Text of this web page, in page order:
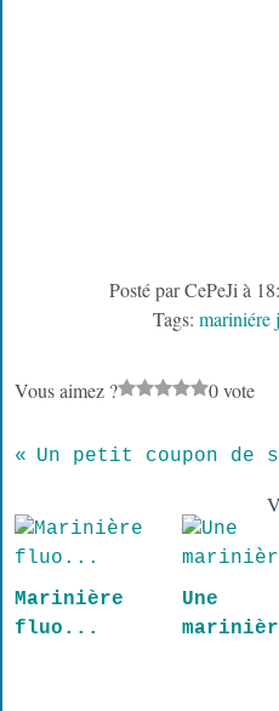
Posté par CePeJi à
Tags: mariniére
Vous aimez ? 0 vote
Marinière
fluo...
Une